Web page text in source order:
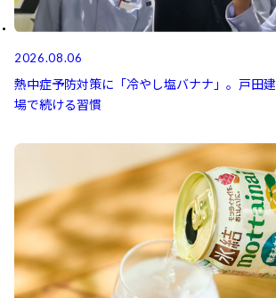
2026.08.06
熱中症予防対策に「冷やし塩バナナ」。戸田
場で続ける習慣